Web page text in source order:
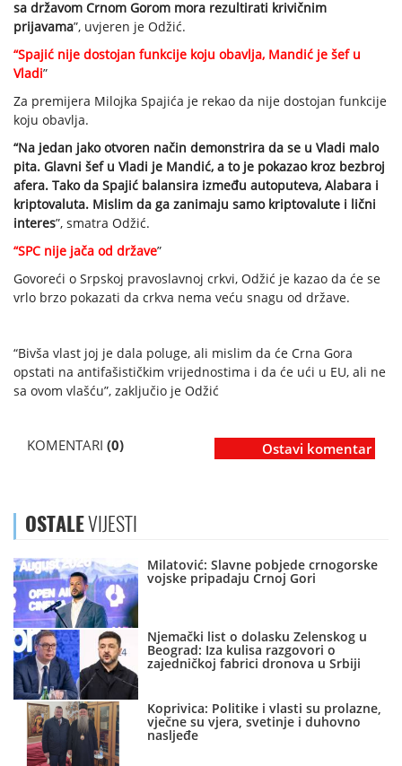
sa državom Crnom Gorom mora rezultirati krivičnim
prijavama”, uvjeren je Odžić.
“Spajić nije dostojan funkcije koju obavlja, Mandić je šef u
Vladi”
Za premijera Milojka Spajića je rekao da nije dostojan funkcije
koju obavlja.
“Na jedan jako otvoren način demonstrira da se u Vladi malo
pita. Glavni šef u Vladi je Mandić, a to je pokazao kroz bezbroj
afera. Tako da Spajić balansira između autoputeva, Alabara i
kriptovaluta. Mislim da ga zanimaju samo kriptovalute i lični
interes”, smatra Odžić.
“SPC nije jača od države”
Govoreći o Srpskoj pravoslavnoj crkvi, Odžić je kazao da će se
vrlo brzo pokazati da crkva nema veću snagu od države.
“Bivša vlast joj je dala poluge, ali mislim da će Crna Gora
opstati na antifašističkim vrijednostima i da će ući u EU, ali ne
sa ovom vlašću”, zaključio je Odžić
KOMENTARI (0) Ostavi komentar
OSTALEVIJESTI
Milatović: Slavne pobjede crnogorske
vojske pripadaju Crnoj Gori
Njemački list o dolasku Zelenskog u
Beograd: Iza kulisa razgovori o
zajedničkoj fabrici dronova u Srbiji
Koprivica: Politike i vlasti su prolazne,
vječne su vjera, svetinje i duhovno
nasljeđe